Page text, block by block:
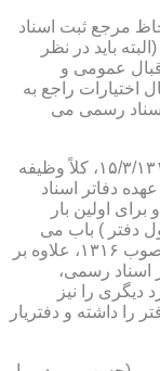
لحاظ مرجع ثبت اسناد
باید در نظر
به سال ۱۳۱۶ شاهد اقبال عمومی و
اختیارات راجع به
رسمی می
با وضع قانون دفاتر اسناد رسمی در مورخه ۱۵/۳/۱۳۱۶، كلاً وظیفه
دفاتر اسناد
اولین بار
دفتر ) باب می
شود. قانونگذار در قانون دفاتر اسناد رسمی مصوب ۱۳۱۶، علاوه بر
اسناد رسمی،
را نیز
داشته و دفتریار